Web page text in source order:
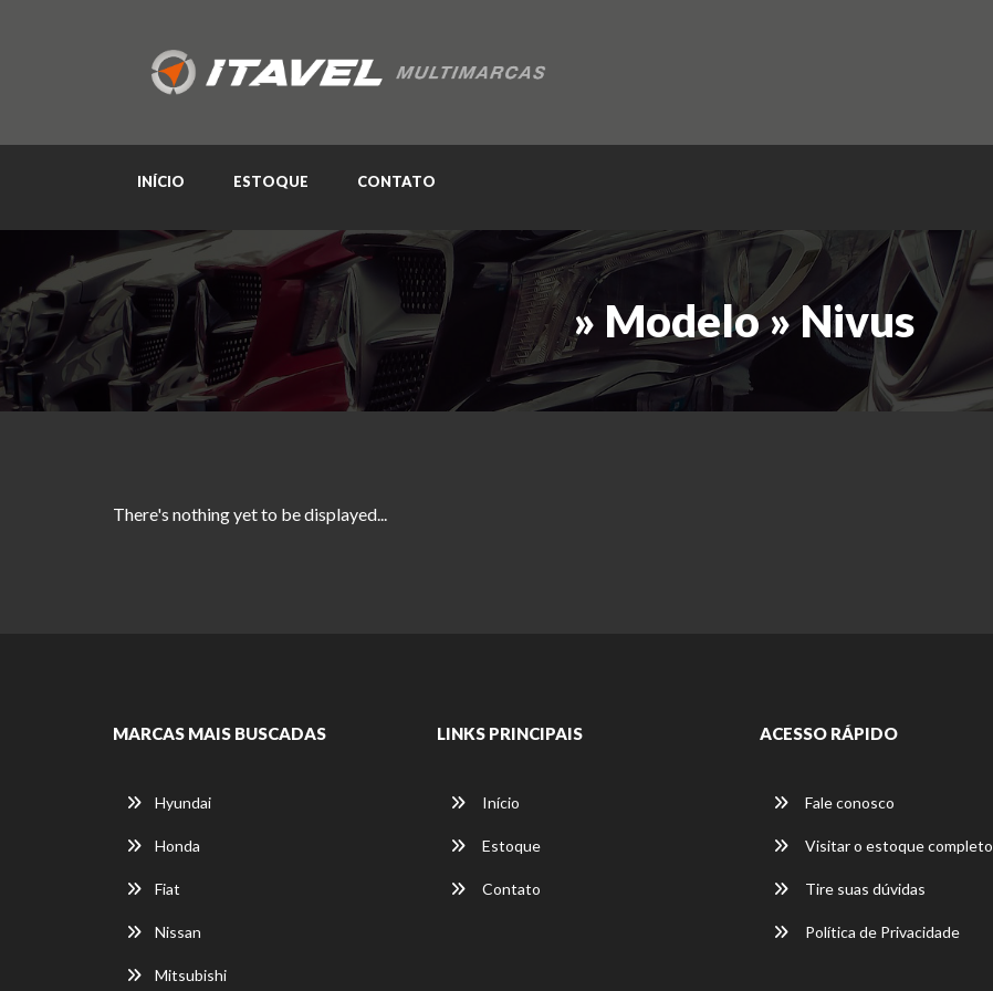
INÍCIO ESTOQUE CONTATO
» Modelo » Nivus
There's nothing yet to be displayed...
MARCAS MAIS BUSCADAS
Hyundai
Honda
Fiat
Nissan
Mitsubishi
LINKS PRINCIPAIS
Início
Estoque
Contato
ACESSO RÁPIDO
Fale conosco
Visitar o estoque completo
Tire suas dúvidas
Política de Privacidade